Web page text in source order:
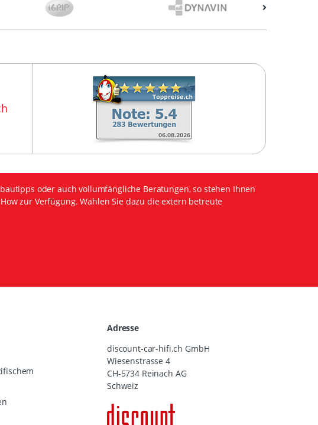
oder auch vollumfängliche Beratungen, so stehen Ihnen
zur Verfügung. Wählen Sie dazu die extern betreute
Adresse
discount-car-hifi.ch GmbH
Wiesenstrasse 4
CH-5734 Reinach AG
Schweiz